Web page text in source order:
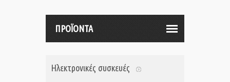
ΠΡΟΪΟΝΤΑ
Ηλεκτρονικές συσκευές